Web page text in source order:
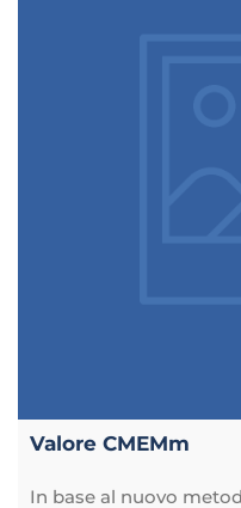
Valore CMEMm
In base al nuovo